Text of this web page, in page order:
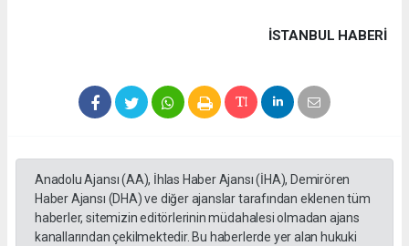
İSTANBUL HABERİ
Anadolu Ajansı (AA), İhlas Haber Ajansı (İHA), Demirören
Haber Ajansı (DHA) ve diğer ajanslar tarafından eklenen tüm
haberler, sitemizin editörlerinin müdahalesi olmadan ajans
kanallarından çekilmektedir. Bu haberlerde yer alan hukuki